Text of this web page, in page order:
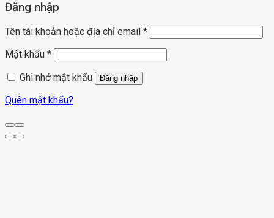
Đăng nhập
Tên tài khoản hoặc địa chỉ email *
Mật khẩu *
Ghi nhớ mật khẩu
Đăng nhập
Quên mật khẩu?